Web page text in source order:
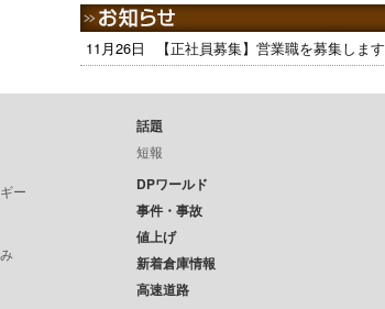
11月26日 【正社員募集】営業職を募集します
ー
話題
短報
DPワールド
事件・事故
値上げ
新着倉庫情報
高速道路